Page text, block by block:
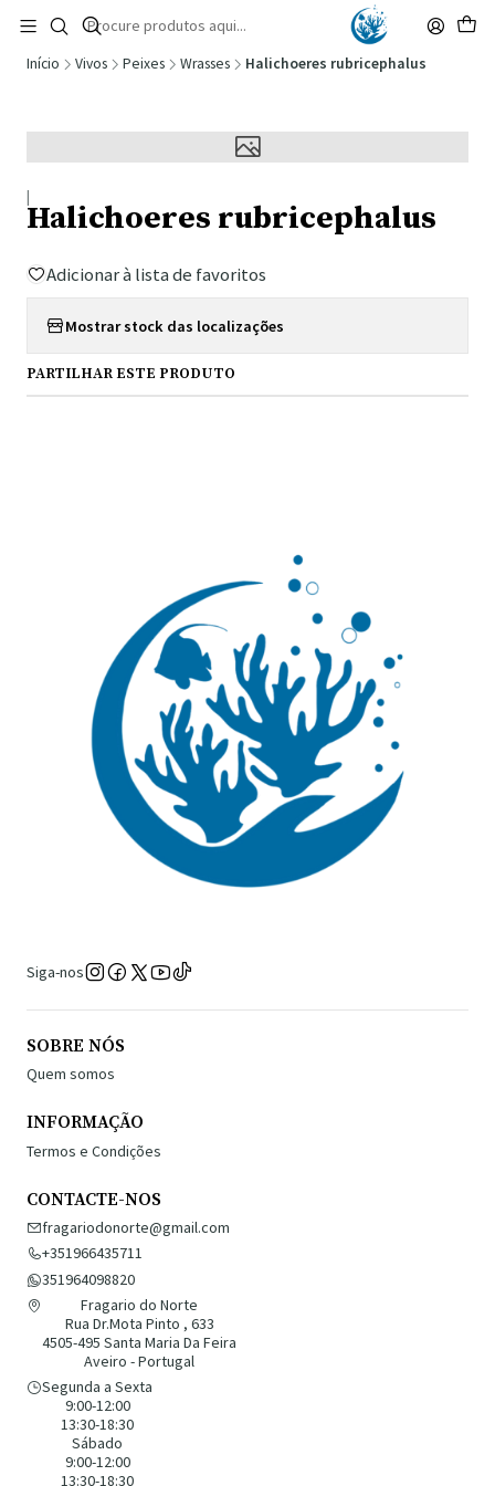
🚚 Portugal Continental: Portes Grátis desde 149,90€ (Envio extresso: 14,90€)
Ler mais
Início Vivos Peixes Wrasses Halichoeres rubricephalus
|
Halichoeres rubricephalus
Adicionar à lista de favoritos
Mostrar stock das localizações
PARTILHAR ESTE PRODUTO
Siga-nos
SOBRE NÓS
Quem somos
INFORMAÇÃO
Termos e Condições
CONTACTE-NOS
fragariodonorte@gmail.com
+351966435711
351964098820
Fragario do Norte
Rua Dr.Mota Pinto , 633
4505-495 Santa Maria Da Feira
Aveiro - Portugal
Segunda a Sexta
9:00-12:00
13:30-18:30
Sábado
9:00-12:00
13:30-18:30